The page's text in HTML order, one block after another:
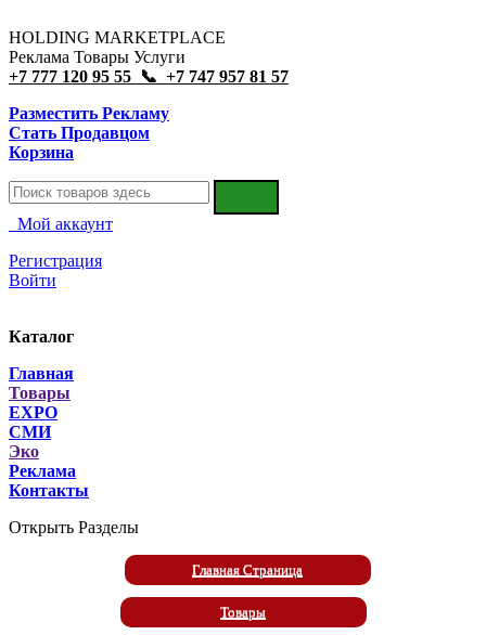
HOLDING MARKETPLACE
Реклама Товары Услуги
+7 777 120 95 55 📞 +7 747 957 81 57
Разместить Рекламу
Стать Продавцом
Корзина
Мой аккаунт
Регистрация
Войти
Каталог
Главная
Товары
EXPO
СМИ
Эко
Реклама
Контакты
Открыть Разделы
Главная Страница
Товары